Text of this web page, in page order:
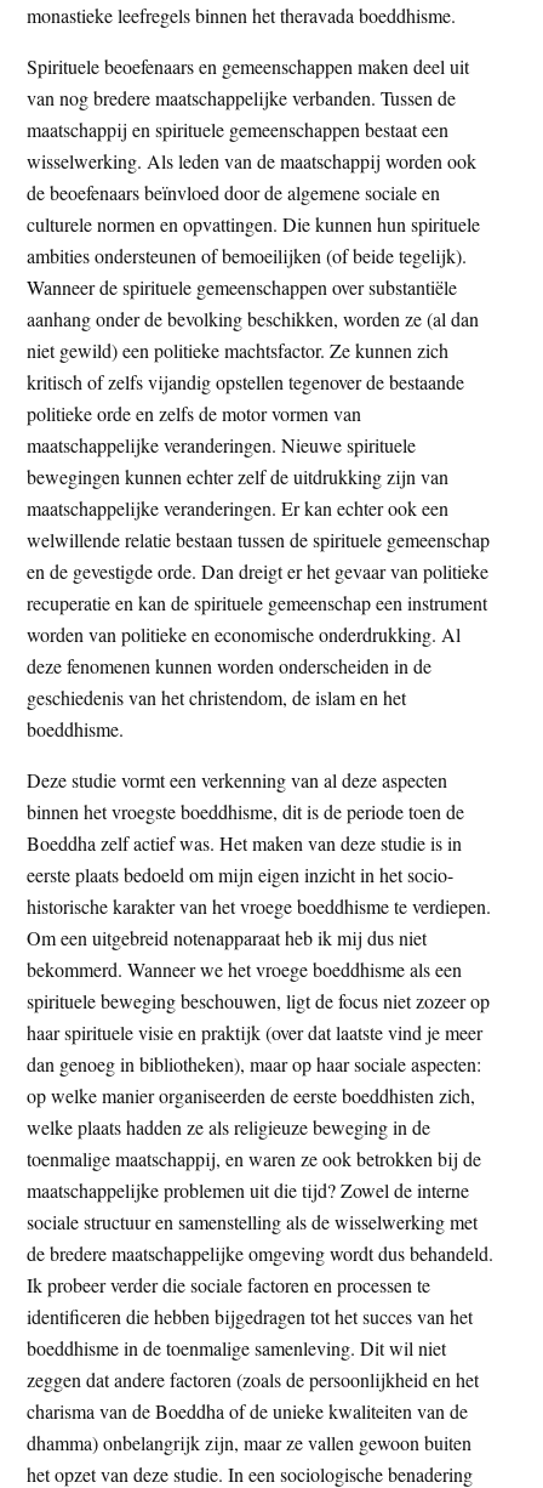
monastieke leefregels binnen het theravada boeddhisme.
Spirituele beoefenaars en gemeenschappen maken deel uit
van nog bredere maatschappelijke verbanden. Tussen de
maatschappij en spirituele gemeenschappen bestaat een
wisselwerking. Als leden van de maatschappij worden ook
de beoefenaars beïnvloed door de algemene sociale en
culturele normen en opvattingen. Die kunnen hun spirituele
ambities ondersteunen of bemoeilijken (of beide tegelijk).
Wanneer de spirituele gemeenschappen over substantiële
aanhang onder de bevolking beschikken, worden ze (al dan
niet gewild) een politieke machtsfactor. Ze kunnen zich
kritisch of zelfs vijandig opstellen tegenover de bestaande
politieke orde en zelfs de motor vormen van
maatschappelijke veranderingen. Nieuwe spirituele
bewegingen kunnen echter zelf de uitdrukking zijn van
maatschappelijke veranderingen. Er kan echter ook een
welwillende relatie bestaan tussen de spirituele gemeenschap
en de gevestigde orde. Dan dreigt er het gevaar van politieke
recuperatie en kan de spirituele gemeenschap een instrument
worden van politieke en economische onderdrukking. Al
deze fenomenen kunnen worden onderscheiden in de
geschiedenis van het christendom, de islam en het
boeddhisme.
Deze studie vormt een verkenning van al deze aspecten
binnen het vroegste boeddhisme, dit is de periode toen de
Boeddha zelf actief was. Het maken van deze studie is in
eerste plaats bedoeld om mijn eigen inzicht in het socio-
historische karakter van het vroege boeddhisme te verdiepen.
Om een uitgebreid notenapparaat heb ik mij dus niet
bekommerd. Wanneer we het vroege boeddhisme als een
spirituele beweging beschouwen, ligt de focus niet zozeer op
haar spirituele visie en praktijk (over dat laatste vind je meer
dan genoeg in bibliotheken), maar op haar sociale aspecten:
op welke manier organiseerden de eerste boeddhisten zich,
welke plaats hadden ze als religieuze beweging in de
toenmalige maatschappij, en waren ze ook betrokken bij de
maatschappelijke problemen uit die tijd? Zowel de interne
sociale structuur en samenstelling als de wisselwerking met
de bredere maatschappelijke omgeving wordt dus behandeld.
Ik probeer verder die sociale factoren en processen te
identificeren die hebben bijgedragen tot het succes van het
boeddhisme in de toenmalige samenleving. Dit wil niet
zeggen dat andere factoren (zoals de persoonlijkheid en het
charisma van de Boeddha of de unieke kwaliteiten van de
dhamma) onbelangrijk zijn, maar ze vallen gewoon buiten
het opzet van deze studie. In een sociologische benadering